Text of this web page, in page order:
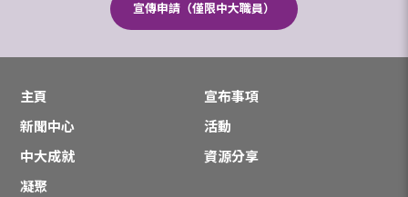
宣傳申請（僅限中大職員）
主頁
宣布事項
新聞中心
活動
中大成就
資源分享
凝聚